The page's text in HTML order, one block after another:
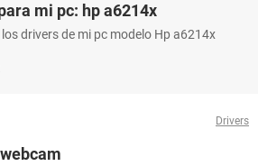
mi pc: hp a6214x
drivers de mi pc modelo Hp a6214x
Drivers